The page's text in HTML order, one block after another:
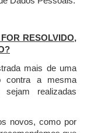
RESOLVIDO,
mais de uma
contra a mesma
realizadas
novos, como por